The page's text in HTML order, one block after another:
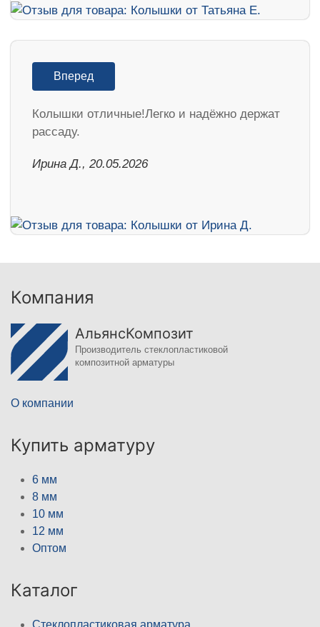
Вперед
Колышки отличные!Легко и надёжно держат
рассаду.
Ирина Д., 20.05.2026
Компания
АльянсКомпозит
Производитель стеклопластиковой
композитной арматуры
О компании
Купить арматуру
6 мм
8 мм
10 мм
12 мм
Оптом
Каталог